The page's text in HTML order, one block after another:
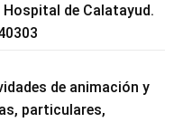
Hospital de Calatayud.
de animación y
particulares,